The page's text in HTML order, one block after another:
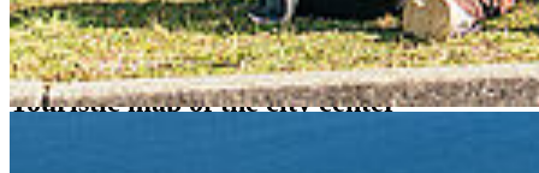
Touris­tic map of the city cen­ter